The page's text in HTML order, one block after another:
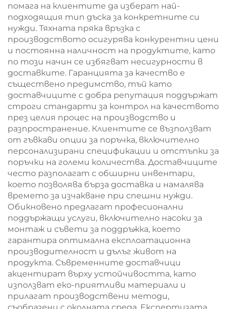
помага на клиентите да изберат най-
подходящия тип дъска за конкретните си
нужди. Тяхната пряка връзка с
производството осигурява конкурентни цени
и постоянна наличност на продуктите, като
по този начин се избягват несигурности в
доставките. Гаранцията за качество е
съществено предимство, тъй като
доставчиците с добра репутация поддържат
строги стандарти за контрол на качеството
през целия процес на производство и
разпространение. Клиентите се възползват
от гъвкави опции за поръчка, включително
персонализирани спецификации и отстъпки за
поръчки на големи количества. Доставчиците
често разполагат с обширни инвентари,
което позволява бърза доставка и намалява
времето за изчакване при спешни нужди.
Обикновено предлагат професионални
поддържащи услуги, включително насоки за
монтаж и съвети за поддръжка, което
гарантира оптимална експлоатационна
производителност и дълъг живот на
продукта. Съвременните доставчици
акцентират върху устойчивостта, като
използват еко-приятливи материали и
прилагат производствени методи,